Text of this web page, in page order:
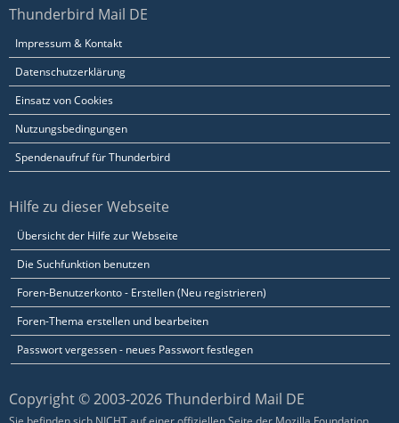
Thunderbird Mail DE
Impressum & Kontakt
Datenschutzerklärung
Einsatz von Cookies
Nutzungsbedingungen
Spendenaufruf für Thunderbird
Hilfe zu dieser Webseite
Übersicht der Hilfe zur Webseite
Die Suchfunktion benutzen
Foren-Benutzerkonto - Erstellen (Neu registrieren)
Foren-Thema erstellen und bearbeiten
Passwort vergessen - neues Passwort festlegen
Copyright © 2003-2026 Thunderbird Mail DE